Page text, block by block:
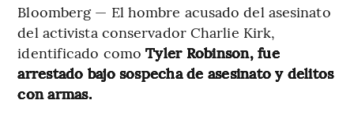
Bloomberg — El hombre acusado del asesinato
del activista conservador Charlie Kirk,
identificado comoTyler Robinson, fue
arrestado bajo sospecha de asesinato y delitos
con armas.